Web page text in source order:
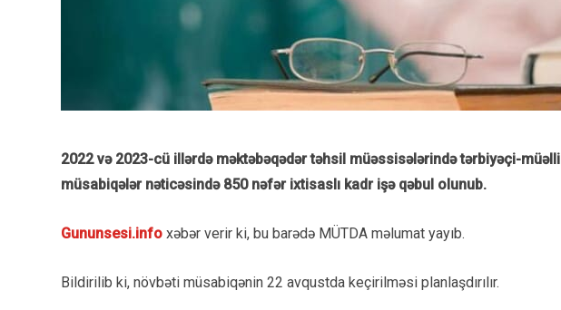
2022 və 2023-cü illərdə məktəbəqədər təhsil müəssisələrində tərbiyəçi-
müsabiqələr nəticəsində 850 nəfər ixtisaslı kadr işə qəbul olunub.
Gununsesi.info xəbər verir ki, bu barədə MÜTDA məlumat yayıb.
Bildirilib ki, növbəti müsabiqənin 22 avqustda keçirilməsi planlaşdırılır.